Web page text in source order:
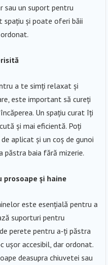
sau un suport pentru
spațiu și poate oferi băii
a te simți relaxat și
este important să cureți
Un spațiu curat îți
și mai eficientă. Poți
aplicat și un coș de gunoi
păstra baia fără mizerie.
și haine
este esențială pentru a
suporturi pentru
perete pentru a-ți păstra
ușor accesibil, dar ordonat.
deasupra chiuvetei sau